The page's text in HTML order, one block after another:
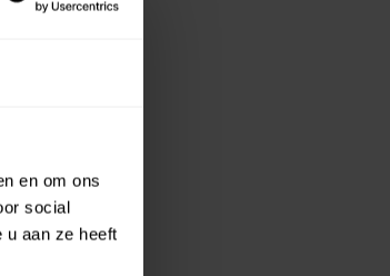
en om ons
social
u aan ze heeft